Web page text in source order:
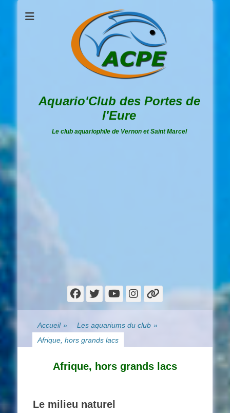
Aquario'Club des Portes de
l'Eure
Le club aquariophile de Vernon et Saint Marcel
Facebook
Twitter
YouTube
Instagram
Lien
Accueil » Les aquariums du club »
Afrique, hors grands lacs
Afrique, hors grands lacs
Le milieu naturel